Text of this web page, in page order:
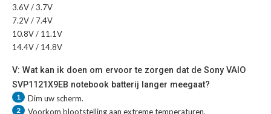
3.6V / 3.7V
7.2V / 7.4V
10.8V / 11.1V
14.4V / 14.8V
V: Wat kan ik doen om ervoor te zorgen dat de Sony VAIO
SVP1121X9EB notebook batterij langer meegaat?
1 Dim uw scherm.
2 Voorkom blootstelling aan extreme temperaturen.